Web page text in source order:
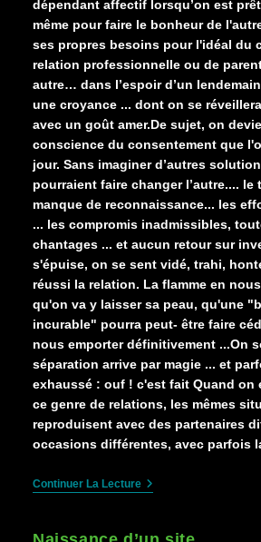
dépendant affectif lorsqu’on est
même pour faire le bonheur de
ses propres besoins pour l'idéal du
relation professionnelle ou de
autre… dans l’espoir d’un
une croyance ... dont on se
avec un goût amer.De sujet, on
conscience du consentement que
jour. Sans imaginer d’autres
pourraient faire changer l’autre.... le
manque de reconnaissance... les
... les compromis inadmissibles,
chantages ... et aucun retour sur
s'épuise, on se sent vidé, trahi,
réussi la relation. La flamme en
qu'on va y laisser sa peau, qu'une
incurable" pourra peut- être faire
nous emporter définitivement ...On
séparation arrive par magie ... et
exhaussé : ouf ! c'est fait Quand on
ce genre de relations, les mêmes
reproduisent avec des partenaires
occasions différentes, avec parfois
Continuer La LectureLa